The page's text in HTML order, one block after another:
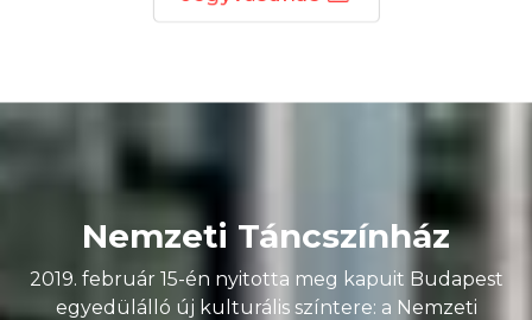
Nemzeti Táncszínház
2019. február 15-én nyitotta meg kapuit Budapest
egyedülálló új kulturális színtere: a Nemzeti